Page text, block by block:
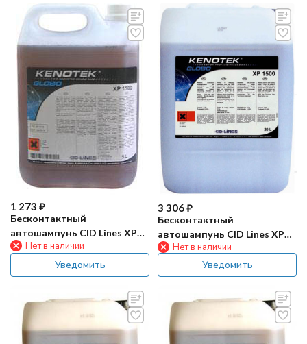
1 273 ₽
Бесконтактный
автошампунь CID Lines XP
1500 5л
Нет в наличии
Уведомить
3 306₽
Бесконтактный
автошампунь CID Lines XP
1500 20л
Нет в наличии
Уведомить